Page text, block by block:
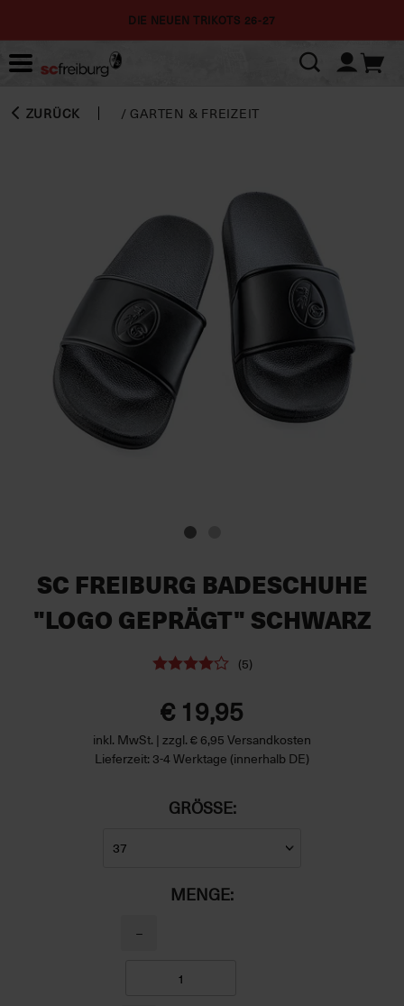
DIE NEUEN TRIKOTS 26-27
ZURÜCK / GARTEN & FREIZEIT
SC FREIBURG BADESCHUHE
"LOGO GEPRÄGT" SCHWARZ
(5)
€ 19,95
inkl. MwSt. | zzgl. € 6,95 Versandkosten
Lieferzeit: 3-4 Werktage (innerhalb DE)
GRÖSSE:
MENGE:
−